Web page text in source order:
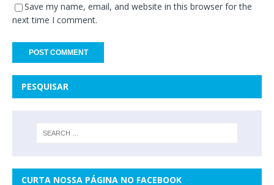
Save my name, email, and website in this browser for the
next time I comment.
PESQUISAR
CURTA NOSSA PÁGINA NO FACEBOOK